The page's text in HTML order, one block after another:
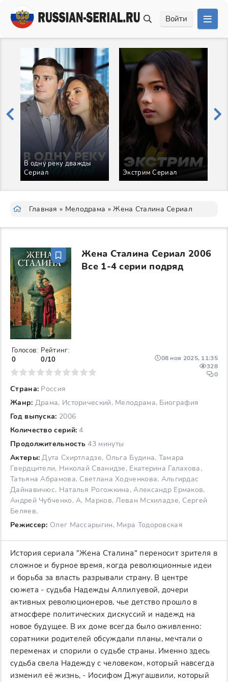
Войти
В одну реку дважды
Сериал
Экстрим Сериал
Главная » Мелодрама » Жена Сталина Сериал
Жена Сталина Сериал 2006
Все 1-4 серии подряд
Страна: Россия
Жанр: Драма, Исторический, Мелодрама, Биография
Год выпуска: 2006
Количество серий: 4
Продолжительность 43 минуты
Актеры: Дута Схиртладзе, Ольга Будина, Тамара
Гвердцители, Николай Сванидзе, Екатерина Галахова,
Татьяна Абрамова, Светлана Ходченкова, Альгирдас
Дайнавичюс, Наталья Рогожкина, Александр Ермаков,
Андрей Чубченко, А. Марков, Леван Мсхиладзе, Сергей
Беляев,
Режиссер: Олег Массарыгин, Мира Тодоровская
08 ноя 2025, 11:35
328
0
Голосов:
0
Рейтинг:
0/10
7 8 9 10
История сериала "Жена Сталина" переносит зрителя в
сложное и бурное время, когда революционные идеи
и борьба за власть разрывали страну. В центре
сюжета - судьба Надежды Аллилуевой, дочери
активных революционеров, чье детство прошло в
атмосфере политических дискуссий и надежд на
новое будущее. В их доме всегда было оживленно:
соратники родителей обсуждали планы, мечтали о
переменах и спорили о судьбе страны. Именно здесь
судьба свела Надежду с человеком, который навсегда
изменил её жизнь, - Иосифом Джугашвили, который